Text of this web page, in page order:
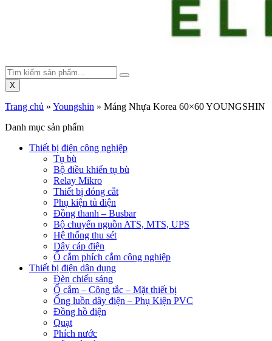
X
Trang chủ » Youngshin » Máng Nhựa Korea 60×60 YOUNGSHIN
Danh mục sản phẩm
Thiết bị điện công nghiệp
Tụ bù
Bộ điều khiển tụ bù
Relay Mikro
Thiết bị đóng cắt
Phụ kiện tủ điện
Đồng thanh – Busbar
Bộ chuyển nguồn ATS, MTS, UPS
Hệ thống thu sét
Dây cáp điện
Ổ cắm phích cắm công nghiệp
Thiết bị điện dân dụng
Đèn chiếu sáng
Ổ cắm – Công tắc – Mặt thiết bị
Ống luồn dây điện – Phụ Kiện PVC
Đồng hồ điện
Quạt
Phích nước